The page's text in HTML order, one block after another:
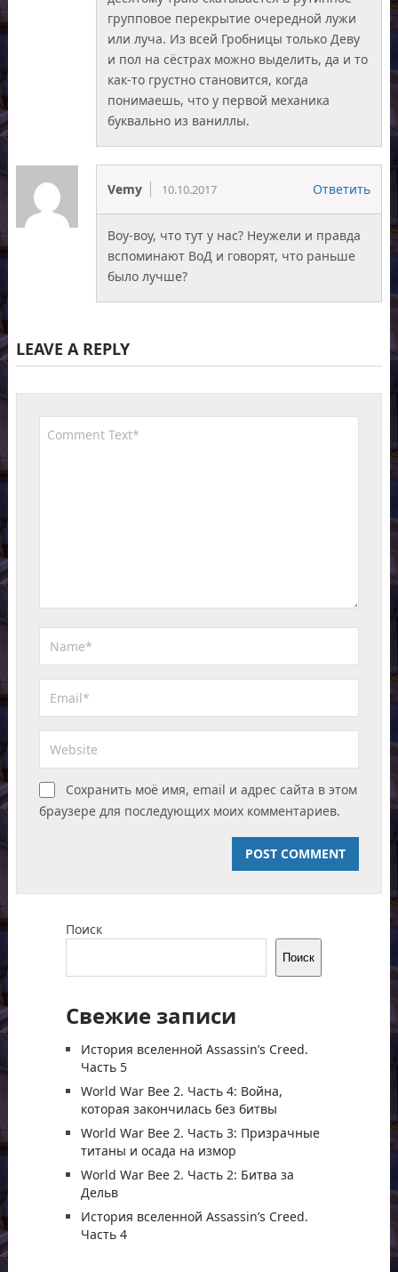
групповое перекрытие очередной лужи
или луча. Из всей Гробницы только Деву
и пол на сёстрах можно выделить, да и то
как-то грустно становится, когда
понимаешь, что у первой механика
буквально из ваниллы.
Vemy 10.10.2017 Ответить
Воу-воу, что тут у нас? Неужели и правда
вспоминают ВоД и говорят, что раньше
было лучше?
LEAVE A REPLY
Сохранить моё имя, email и адрес сайта в этом
браузере для последующих моих комментариев.
Поиск
Поиск
Свежие записи
История вселенной Assassin’s Creed.
Часть 5
World War Bee 2. Часть 4: Война,
которая закончилась без битвы
World War Bee 2. Часть 3: Призрачные
титаны и осада на измор
World War Bee 2. Часть 2: Битва за
Дельв
История вселенной Assassin’s Creed.
Часть 4